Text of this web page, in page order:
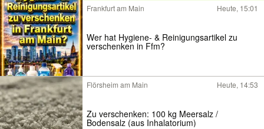
Frankfurt am Main Heute, 15:01
Wer hat Hygiene- & Reinigungsartikel zu
verschenken in Ffm?
Flörsheim am Main Heute, 14:53
Zu verschenken: 100 kg Meersalz /
Bodensalz (aus Inhalatorium)